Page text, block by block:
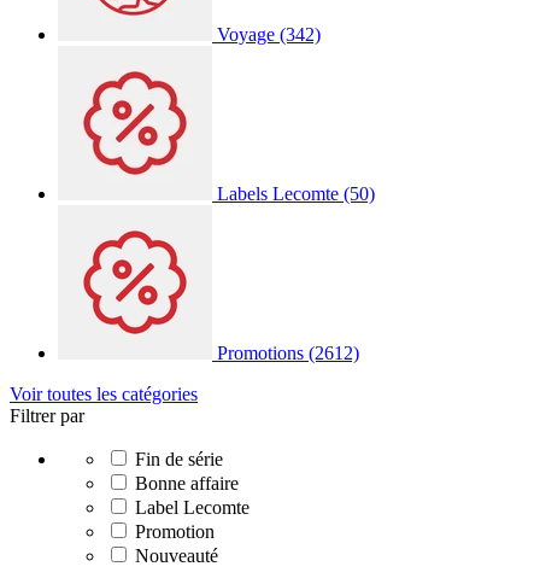
Voyage (342)
Labels Lecomte (50)
Promotions (2612)
Voir toutes les catégories
Filtrer par
Fin de série
Bonne affaire
Label Lecomte
Promotion
Nouveauté